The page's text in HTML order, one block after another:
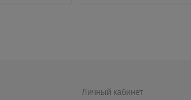
Личный кабинет